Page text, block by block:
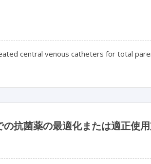
central venous catheters for total
の抗菌薬の最適化または適正使